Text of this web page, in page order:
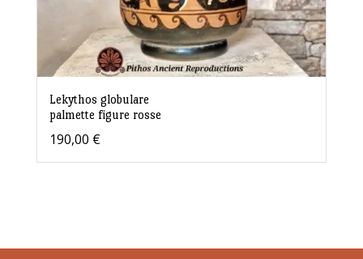
Lekythos globulare
palmette figure rosse
190,00 €